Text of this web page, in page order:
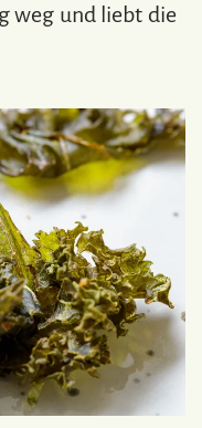
weg und liebt die